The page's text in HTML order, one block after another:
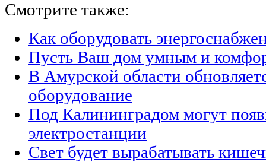
Смотрите также:
Как оборудовать
Пусть Ваш дом умным и
В Амурской области
оборудование
Под Калининградом могут
электростанции
Свет будет вырабатывать